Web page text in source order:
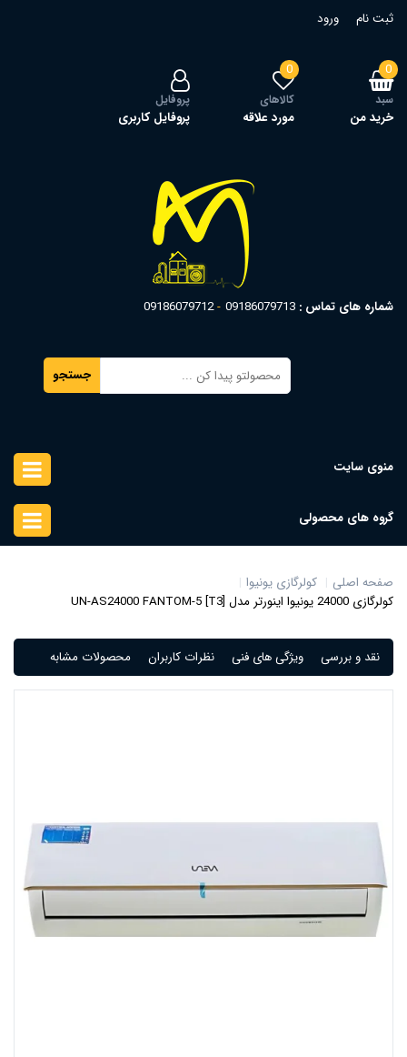
ثبت نام ورود
0
سبد
خرید من
0
کالاهای
مورد علاقه
پروفایل
پروفایل کاربری
شماره های تماس : 09186079713
09186079712
جستجو
منوی سایت
گروه های محصولی
صفحه اصلی
کولرگازی یونیوا
کولرگازی 24000 یونیوا اینورتر مدل UN-AS24000 FANTOM-5 [T3]
نقد و بررسی ویژگی های فنی نظرات کاربران محصولات مشابه